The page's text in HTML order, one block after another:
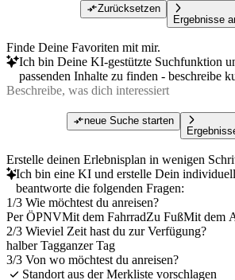
Zurücksetzen
Ergebnisse
Finde Deine Favoriten mit mir.
Ich bin Deine KI-gestützte Suchfunktion
passenden Inhalte zu finden - beschreibe
neue Suche starten
Erstelle deinen Erlebnisplan in wenigen
Ich bin eine KI und erstelle Dein
beantworte die folgenden Fragen:
1/3 Wie möchtest du anreisen?
Per ÖPNVMit dem FahrradZu FußMit dem
2/3 Wieviel Zeit hast du zur Verfügung?
halber Tagganzer Tag
3/3 Von wo möchtest du anreisen?
Standort aus der Merkliste vorschlagen